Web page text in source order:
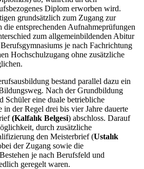
Diplom erworben wird.
grundsätzlich zum Zugang zur
entsprechenden Aufnahmeprüfungen
zum allgemeinbildenden Abitur
je nach Fachrichtung
Hochschulzugang ohne zusätzliche
bestand parallel dazu ein
Nach der Grundbildung
Schüler eine duale betriebliche
der Regel drei bis vier Jahre dauerte
(Kalfalık Belgesi) abschloss. Darauf
durch zusätzliche
den Meisterbrief (Ustalık
der Zugang sowie die
je nach Berufsfeld und
geregelt waren.